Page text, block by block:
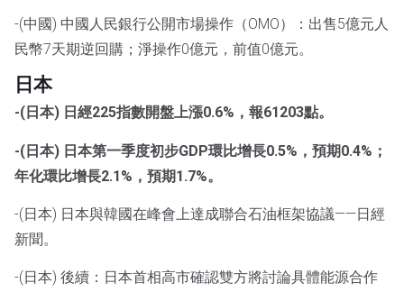
-(中國) 中國人民銀行公開市場操作（OMO）：出售5億元人
民幣7天期逆回購；淨操作0億元，前值0億元。
日本
-(日本) 日經225指數開盤上漲0.6%，報61203點。
-(日本) 日本第一季度初步GDP環比增長0.5%，預期0.4%；
年化環比增長2.1%，預期1.7%。
-(日本) 日本與韓國在峰會上達成聯合石油框架協議——日經
新聞。
-(日本) 後續：日本首相高市確認雙方將討論具體能源合作